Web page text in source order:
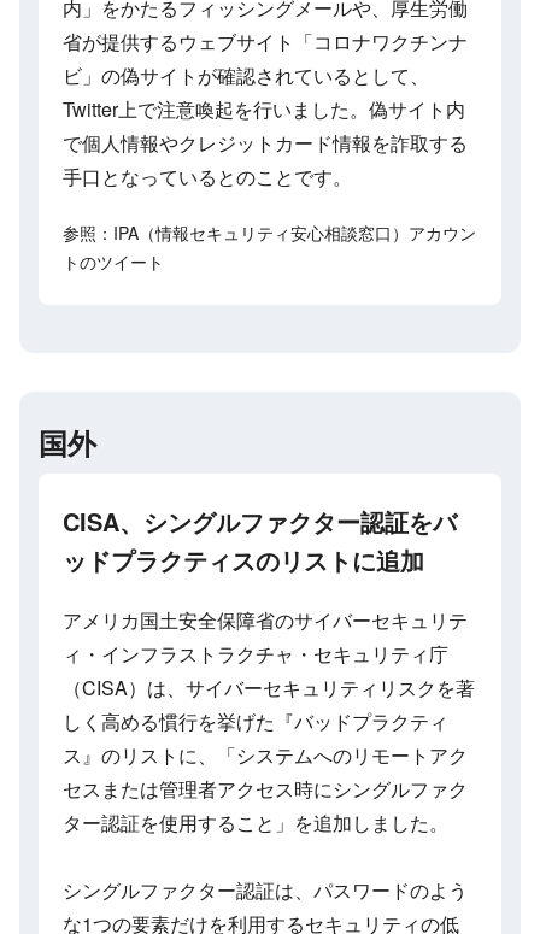
内」をかたるフィッシングメールや、厚生労働
省が提供するウェブサイト「コロナワクチンナ
ビ」の偽サイトが確認されているとして、
Twitter上で注意喚起を行いました。偽サイト内
で個人情報やクレジットカード情報を詐取する
手口となっているとのことです。
参照：IPA（情報セキュリティ安心相談窓口）アカウン
トのツイート
国外
CISA、シングルファクター認証をバ
ッドプラクティスのリストに追加
アメリカ国土安全保障省のサイバーセキュリテ
ィ・インフラストラクチャ・セキュリティ庁
（CISA）は、サイバーセキュリティリスクを著
しく高める慣行を挙げた『バッドプラクティ
ス』のリストに、「システムへのリモートアク
セスまたは管理者アクセス時にシングルファク
ター認証を使用すること」を追加しました。
シングルファクター認証は、パスワードのよう
な1つの要素だけを利用するセキュリティの低